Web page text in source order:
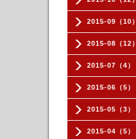
2015-09（10）
2015-08（12）
2015-07（4）
2015-06（5）
2015-05（3）
2015-04（5）